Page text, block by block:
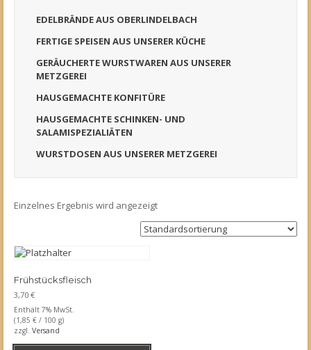
EDELBRÄNDE AUS OBERLINDELBACH
FERTIGE SPEISEN AUS UNSERER KÜCHE
GERÄUCHERTE WURSTWAREN AUS UNSERER
METZGEREI
HAUSGEMACHTE KONFITÜRE
HAUSGEMACHTE SCHINKEN- UND
SALAMISPEZIALIÄTEN
WURSTDOSEN AUS UNSERER METZGEREI
Einzelnes Ergebnis wird angezeigt
Frühstücksfleisch
3,70 €
Enthält 7% MwSt.
(1,85 € / 100 g)
zzgl. Versand